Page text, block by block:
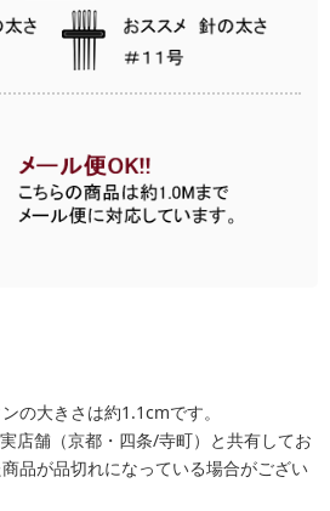
の大きさは約1.1cmです。
店舗（京都・四条/寺町）と共有してお
品が品切れになっている場合がござい